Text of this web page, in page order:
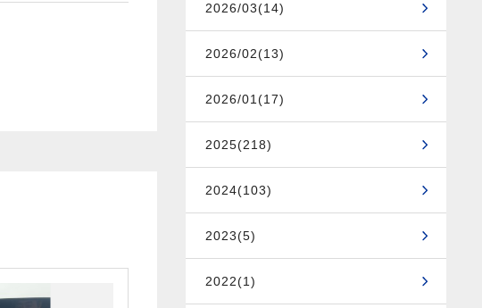
2026/03(14)
2026/02(13)
2026/01(17)
2025(218)
2024(103)
2023(5)
2022(1)